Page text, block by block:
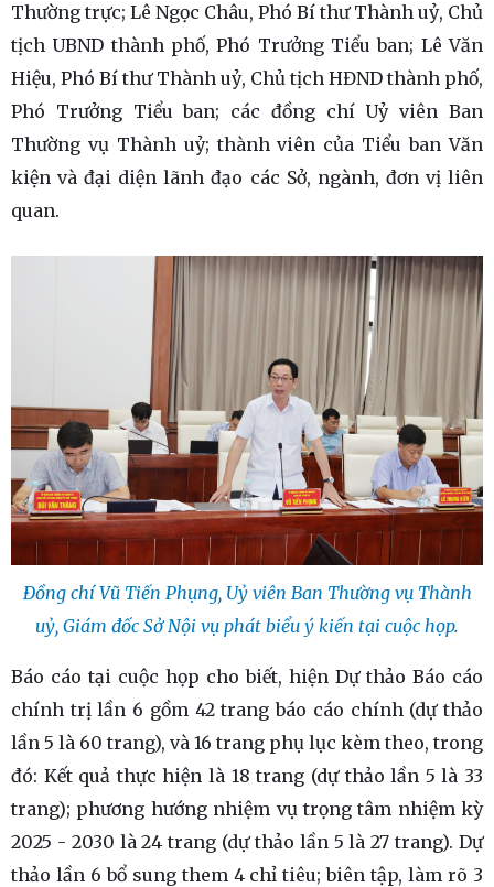
Thường trực; Lê Ngọc Châu, Phó Bí thư Thành uỷ, Chủ
tịch UBND thành phố, Phó Trưởng Tiểu ban; Lê Văn
Hiệu, Phó Bí thư Thành uỷ, Chủ tịch HĐND thành phố,
Phó Trưởng Tiểu ban; các đồng chí Uỷ viên Ban
Thường vụ Thành uỷ; thành viên của Tiểu ban Văn
kiện và đại diện lãnh đạo các Sở, ngành, đơn vị liên
quan.
Đồng chí Vũ Tiến Phụng, Uỷ viên Ban Thường vụ Thành
uỷ, Giám đốc Sở Nội vụ phát biểu ý kiến tại cuộc họp.
Báo cáo tại cuộc họp cho biết, hiện Dự thảo Báo cáo
chính trị lần 6 gồm 42 trang báo cáo chính (dự thảo
lần 5 là 60 trang), và 16 trang phụ lục kèm theo, trong
đó: Kết quả thực hiện là 18 trang (dự thảo lần 5 là 33
trang); phương hướng nhiệm vụ trọng tâm nhiệm kỳ
2025 - 2030 là 24 trang (dự thảo lần 5 là 27 trang). Dự
thảo lần 6 bổ sung them 4 chỉ tiêu; biên tập, làm rõ 3